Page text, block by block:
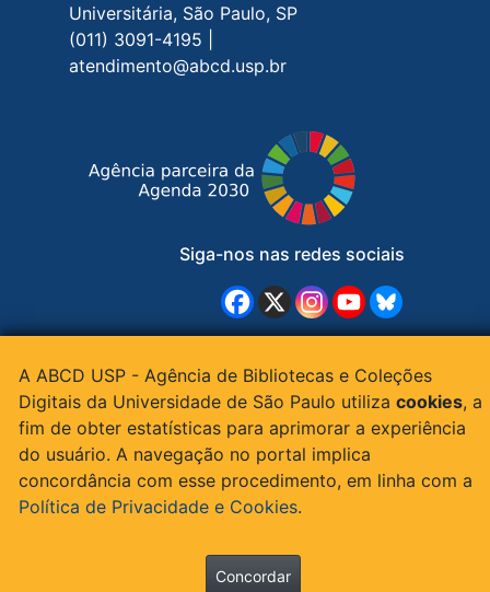
Universitária, São Paulo, SP
(011) 3091-4195 |
atendimento@abcd.usp.br
Siga-nos nas redes sociais
reservados | Apoio:
A ABCD USP - Agência de Bibliotecas e Coleções
Digitais da Universidade de São Paulo utiliza cookies, a
fim de obter estatísticas para aprimorar a experiência
do usuário. A navegação no portal implica
concordância com esse procedimento, em linha com a
Política de Privacidade e Cookies.
Concordar